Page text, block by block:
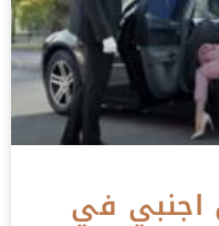
اجنبي في